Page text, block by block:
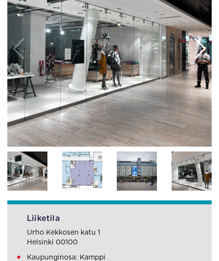
Liiketila
Urho Kekkosen katu 1
Helsinki 00100
Kaupunginosa: Kamppi